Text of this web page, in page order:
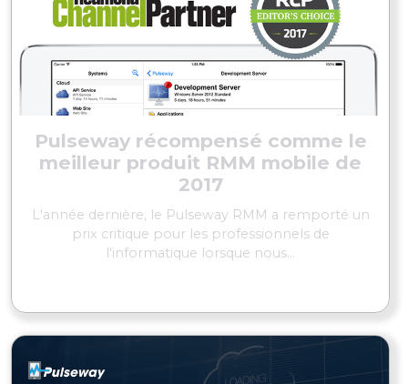
Pulseway récompensé comme le
meilleur produit RMM mobile de
2017
L'année dernière, le Pulseway RMM a remporté un
prix critique pour les professionnels de
l'informatique lorsque nous...